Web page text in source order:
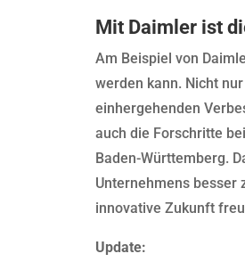
Mit Daimler ist
Am Beispiel von
werden kann. Nicht
einhergehenden
auch die Forschritte
Baden-Württemberg.
Unternehmens besser
innovative Zukunft
Update: